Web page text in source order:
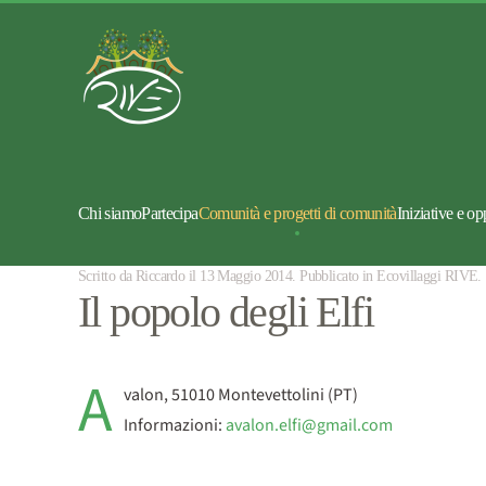
Chi siamoPartecipaComunità e progetti di comunitàIniziative e
Scritto da Riccardo il 13 Maggio 2014. Pubblicato in Ecovillaggi RIVE.
Il popolo degli Elfi
A valon, 51010 Montevettolini (PT)
Informazioni: avalon.elfi@gmail.com